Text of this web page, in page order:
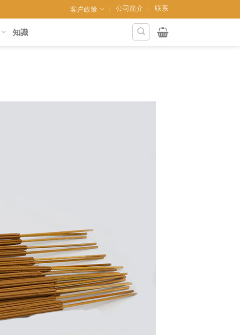
客户政策 公司简介 联系
知識